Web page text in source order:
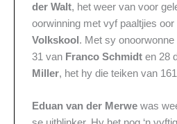
der Walt, het weer van voor
oorwinning met vyf paaltjies oor
Volkskool . Met sy
31 van Franco Schmidt en 28
Miller, het hy die teiken van
Eduan van der Merwe was